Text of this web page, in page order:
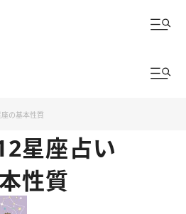
の基本性質
星座占い
性質